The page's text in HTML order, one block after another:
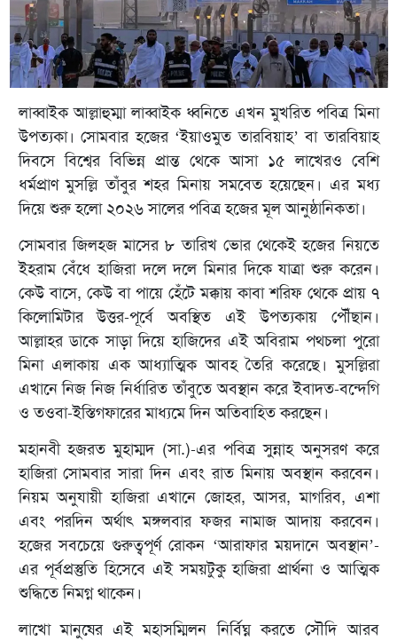
লাব্বাইক আল্লাহুম্মা লাব্বাইক ধ্বনিতে এখন মুখরিত পবিত্র মিনা
উপত্যকা। সোমবার হজের ‘ইয়াওমুত তারবিয়াহ’ বা তারবিয়াহ
দিবসে বিশ্বের বিভিন্ন প্রান্ত থেকে আসা ১৫ লাখেরও বেশি
ধর্মপ্রাণ মুসল্লি তাঁবুর শহর মিনায় সমবেত হয়েছেন। এর মধ্য
দিয়ে শুরু হলো ২০২৬ সালের পবিত্র হজের মূল আনুষ্ঠানিকতা।
সোমবার জিলহজ মাসের ৮ তারিখ ভোর থেকেই হজের নিয়তে
ইহরাম বেঁধে হাজিরা দলে দলে মিনার দিকে যাত্রা শুরু করেন।
কেউ বাসে, কেউ বা পায়ে হেঁটে মক্কায় কাবা শরিফ থেকে প্রায় ৭
কিলোমিটার উত্তর-পূর্বে অবস্থিত এই উপত্যকায় পৌঁছান।
আল্লাহর ডাকে সাড়া দিয়ে হাজিদের এই অবিরাম পথচলা পুরো
মিনা এলাকায় এক আধ্যাত্মিক আবহ তৈরি করেছে। মুসল্লিরা
এখানে নিজ নিজ নির্ধারিত তাঁবুতে অবস্থান করে ইবাদত-বন্দেগি
ও তওবা-ইস্তিগফারের মাধ্যমে দিন অতিবাহিত করছেন।
মহানবী হজরত মুহাম্মদ (সা.)-এর পবিত্র সুন্নাহ অনুসরণ করে
হাজিরা সোমবার সারা দিন এবং রাত মিনায় অবস্থান করবেন।
নিয়ম অনুযায়ী হাজিরা এখানে জোহর, আসর, মাগরিব, এশা
এবং পরদিন অর্থাৎ মঙ্গলবার ফজর নামাজ আদায় করবেন।
হজের সবচেয়ে গুরুত্বপূর্ণ রোকন ‘আরাফার ময়দানে অবস্থান’-
এর পূর্বপ্রস্তুতি হিসেবে এই সময়টুকু হাজিরা প্রার্থনা ও আত্মিক
শুদ্ধিতে নিমগ্ন থাকেন।
লাখো মানুষের এই মহাসম্মিলন নির্বিঘ্ন করতে সৌদি আরব